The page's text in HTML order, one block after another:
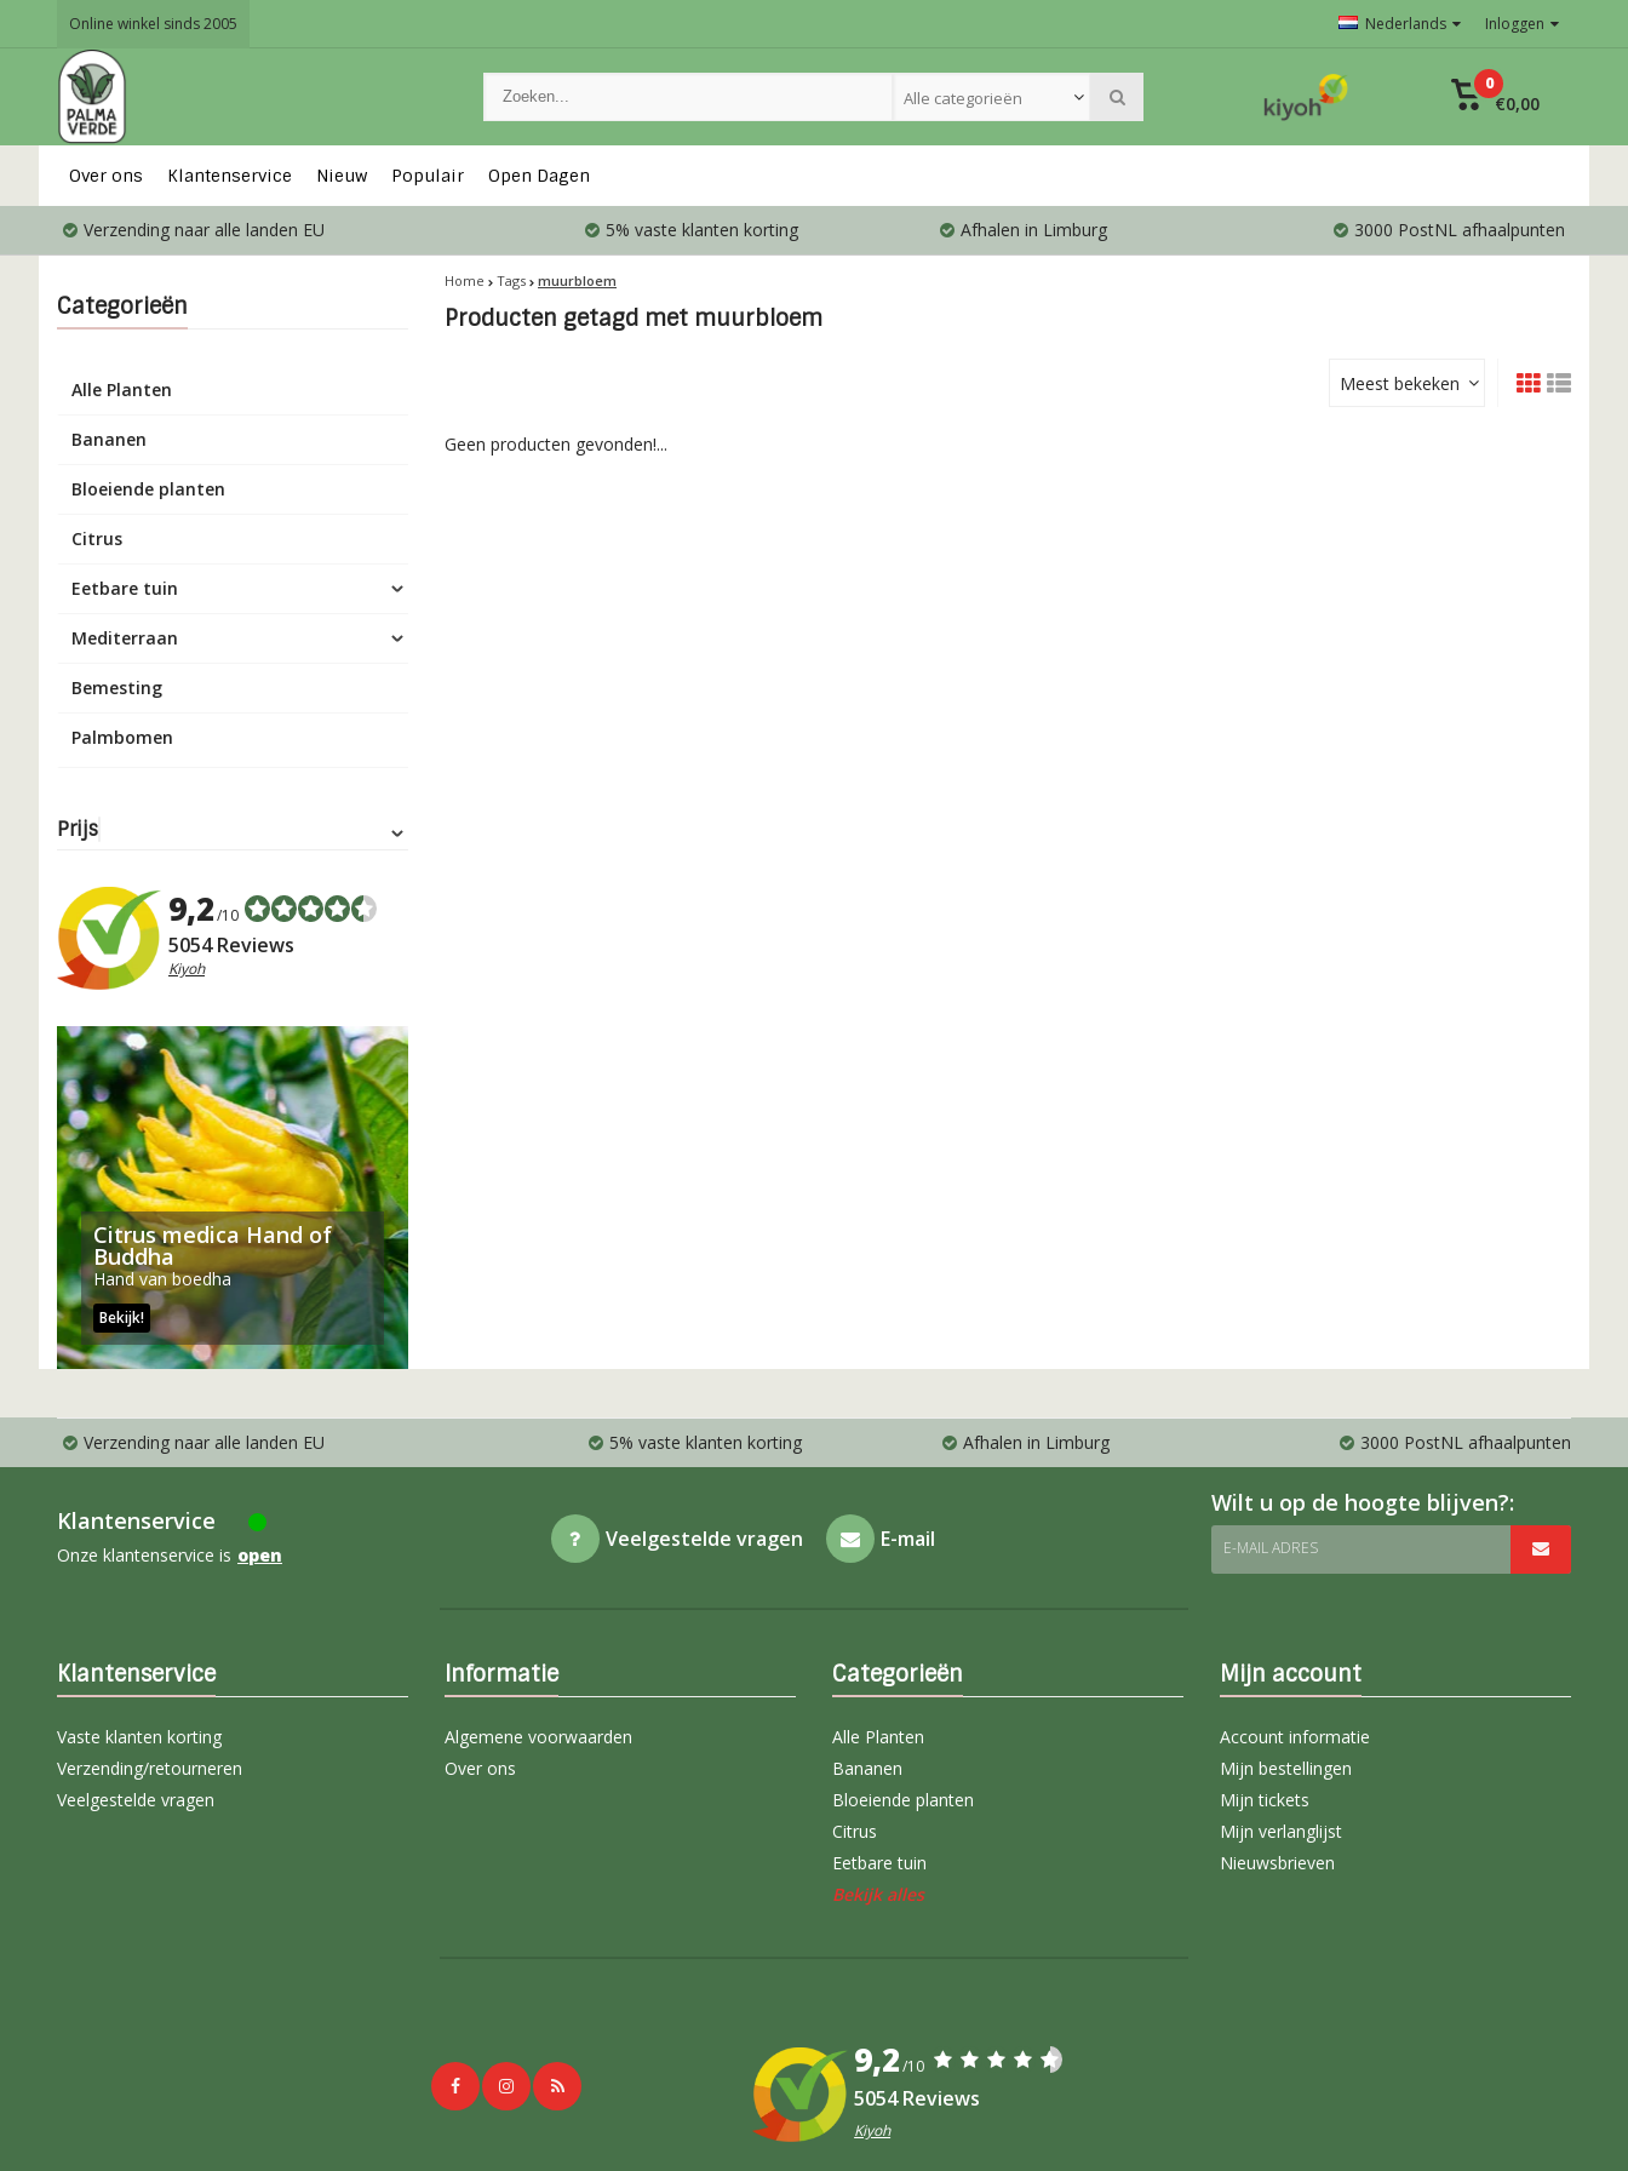
Online winkel sinds 2005 Nederlands Inloggen
Alle categorieën
0
€0,00
Over ons Klantenservice Nieuw Populair Open Dagen
Verzending naar alle landen EU 5% vaste klanten korting Afhalen in Limburg 3000 PostNL afhaalpunten
Categorieën
Alle Planten
Bananen
Bloeiende planten
Citrus
Eetbare tuin
Mediterraan
Bemesting
Palmbomen
Prijs
9,2/10
5054 Reviews
Kiyoh
Citrus medica Hand of
Buddha
Hand van boedha
Bekijk!
Home Tags muurbloem
Producten getagd met muurbloem
Meest bekeken
Geen producten gevonden!...
Verzending naar alle landen EU 5% vaste klanten korting Afhalen in Limburg 3000 PostNL afhaalpunten
Klantenservice
Onze klantenservice is open
Veelgestelde vragen E-mail
Wilt u op de hoogte blijven?:
E-MAIL ADRES
Klantenservice
Vaste klanten korting
Verzending/retourneren
Veelgestelde vragen
Informatie
Algemene voorwaarden
Over ons
Categorieën
Alle Planten
Bananen
Bloeiende planten
Citrus
Eetbare tuin
Bekijk alles
Mijn account
Account informatie
Mijn bestellingen
Mijn tickets
Mijn verlanglijst
Nieuwsbrieven
9,2/10
5054 Reviews
Kiyoh